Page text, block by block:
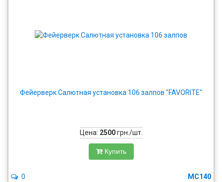
Фейерверк Салютная установка 106 залпов "FAVORITE"
Цена: 2500грн./шт.
Купить
MC140
0